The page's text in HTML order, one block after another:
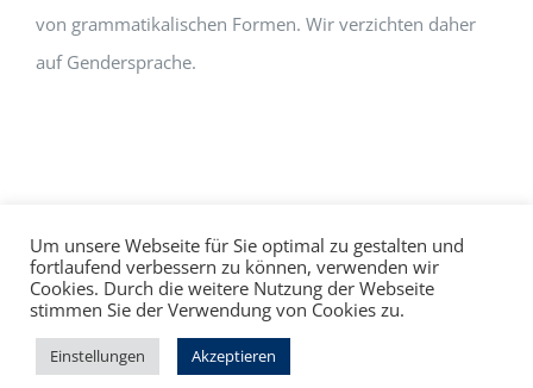
von grammatikalischen Formen. Wir verzichten daher
auf Gendersprache.
Impressum Datenschutz©hallo!rot
Facebook
Um unsere Webseite für Sie optimal zu gestalten und
fortlaufend verbessern zu können, verwenden wir
Cookies. Durch die weitere Nutzung der Webseite
stimmen Sie der Verwendung von Cookies zu.
Einstellungen Akzeptieren